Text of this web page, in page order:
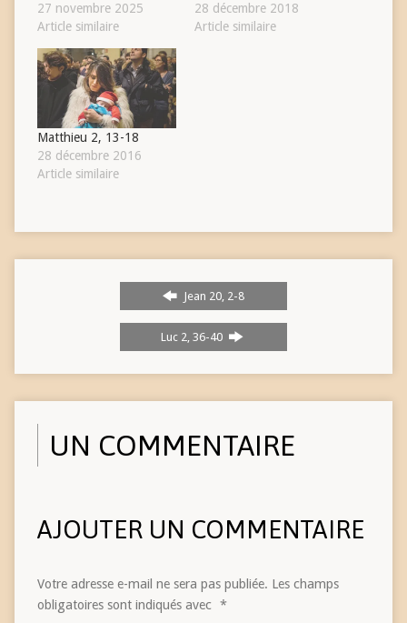
27 novembre 2025
Article similaire
28 décembre 2018
Article similaire
Matthieu 2, 13-18
28 décembre 2016
Article similaire
Jean 20, 2-8
Luc 2, 36-40
UN COMMENTAIRE
AJOUTER UN COMMENTAIRE
Votre adresse e-mail ne sera pas publiée. Les champs
obligatoires sont indiqués avec *